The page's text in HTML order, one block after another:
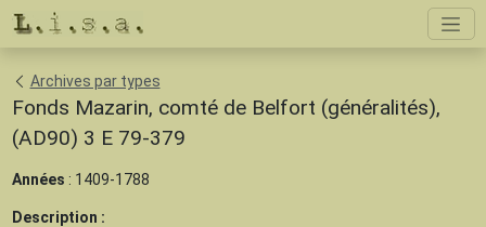
Archives par types
Fonds Mazarin, comté de Belfort (généralités),
(AD90) 3 E 79-379
Années : 1409-1788
Description :